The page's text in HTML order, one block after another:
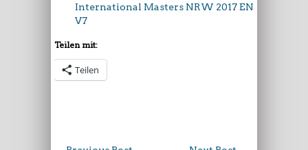
International Masters NRW 2017 EN
V7
Teilen mit:
Teilen